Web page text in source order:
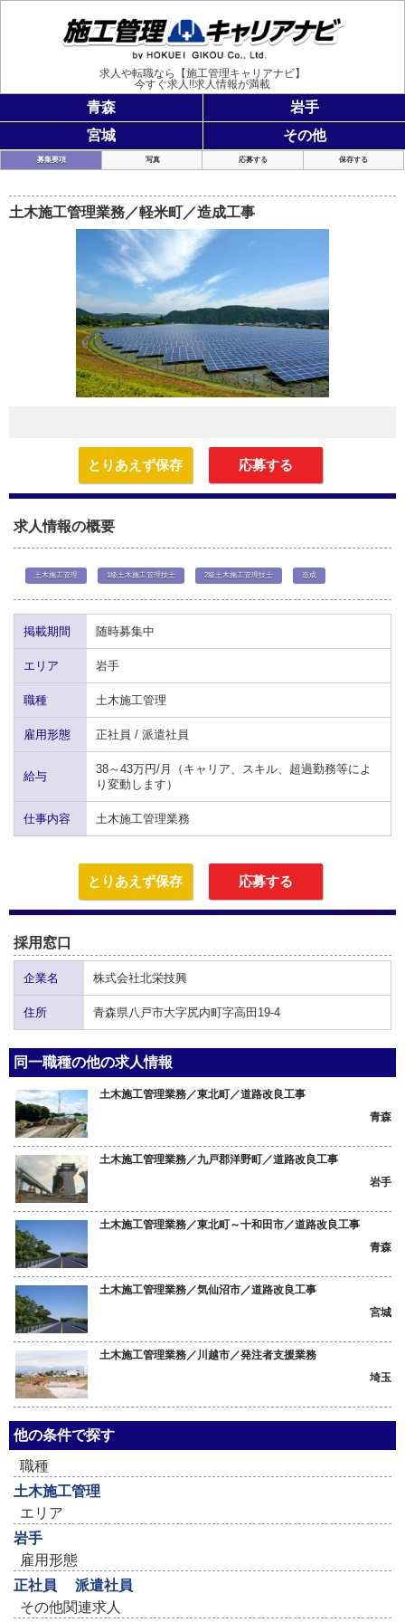
求人や転職なら【施工管理キャリアナビ】
今すぐ求人!!求人情報が満載
青森
岩手
宮城
その他
募集要項 写真 応募する 保存する
土木施工管理業務／軽米町／造成工事
とりあえず保存 応募する
求人情報の概要
土木施工管理 1級土木施工管理技士 2級土木施工管理技士 造成
掲載期間 随時募集中
エリア 岩手
職種 土木施工管理
雇用形態 正社員 / 派遣社員
給与
38～43万円/月（キャリア、スキル、超過勤務等によ
り変動します）
仕事内容 土木施工管理業務
とりあえず保存 応募する
採用窓口
企業名 株式会社北栄技興
住所 青森県八戸市大字尻内町字高田19-4
同一職種の他の求人情報
土木施工管理業務／東北町／道路改良工事
青森
土木施工管理業務／九戸郡洋野町／道路改良工事
岩手
土木施工管理業務／東北町～十和田市／道路改良工事
青森
土木施工管理業務／気仙沼市／道路改良工事
宮城
土木施工管理業務／川越市／発注者支援業務
埼玉
他の条件で探す
職種
土木施工管理
エリア
岩手
雇用形態
正社員
派遣社員
その他関連求人